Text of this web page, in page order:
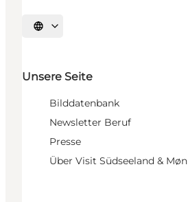
Sprache auswählen
Unsere Seite
Bilddatenbank
Newsletter Beruf
Presse
Über Visit Südseeland & Møn